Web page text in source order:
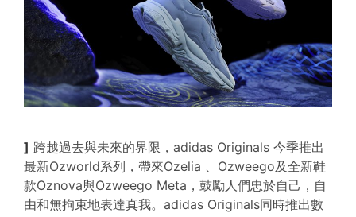
] 跨越過去與未來的界限，adidas Originals 今季推出
最新Ozworld系列，帶來Ozelia 、Ozweego及全新鞋
款Oznova與Ozweego Meta，鼓勵人們忠於自己，自
由和無拘束地表達真我。adidas Originals同時推出數